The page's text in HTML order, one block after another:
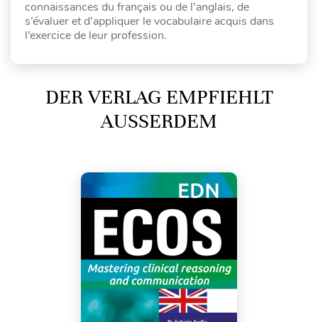
connaissances du français ou de l’anglais, de
s’évaluer et d’appliquer le vocabulaire acquis dans
l’exercice de leur profession.
DER VERLAG EMPFIEHLT
AUSSERDEM